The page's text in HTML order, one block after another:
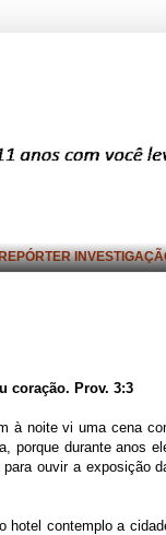
coração. Prov. 3:3
à noite vi uma cena
porque durante anos
ouvir a exposição
hotel contemplo a